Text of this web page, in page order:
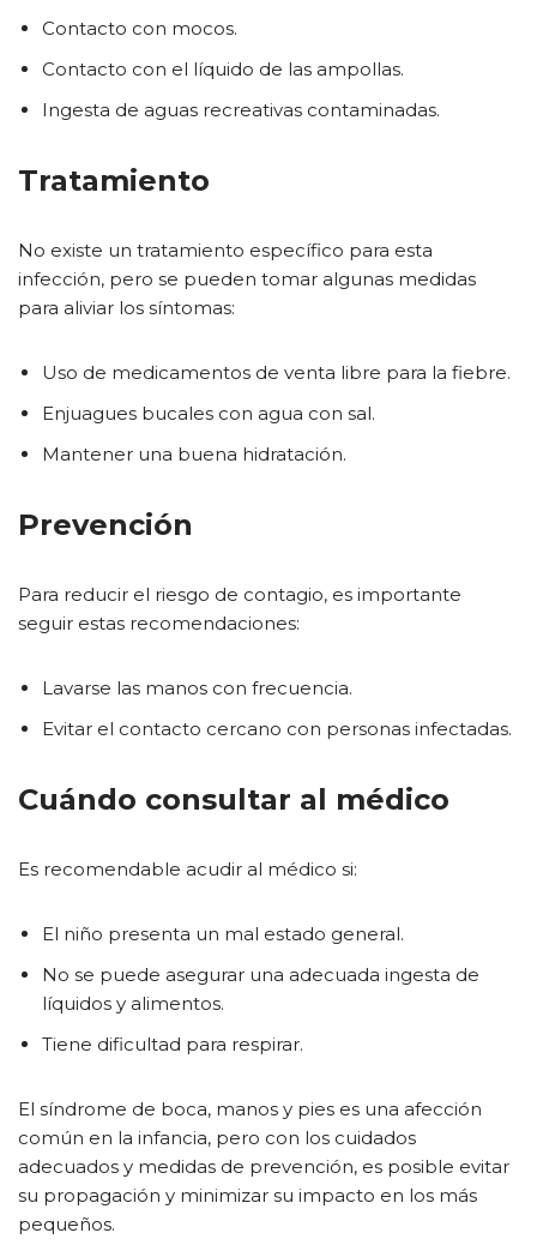
Contacto con mocos.
Contacto con el líquido de las ampollas.
Ingesta de aguas recreativas contaminadas.
Tratamiento
No existe un tratamiento específico para esta
infección, pero se pueden tomar algunas medidas
para aliviar los síntomas:
Uso de medicamentos de venta libre para la fiebre.
Enjuagues bucales con agua con sal.
Mantener una buena hidratación.
Prevención
Para reducir el riesgo de contagio, es importante
seguir estas recomendaciones:
Lavarse las manos con frecuencia.
Evitar el contacto cercano con personas infectadas.
Cuándo consultar al médico
Es recomendable acudir al médico si:
El niño presenta un mal estado general.
No se puede asegurar una adecuada ingesta de
líquidos y alimentos.
Tiene dificultad para respirar.
El síndrome de boca, manos y pies es una afección
común en la infancia, pero con los cuidados
adecuados y medidas de prevención, es posible evitar
su propagación y minimizar su impacto en los más
pequeños.